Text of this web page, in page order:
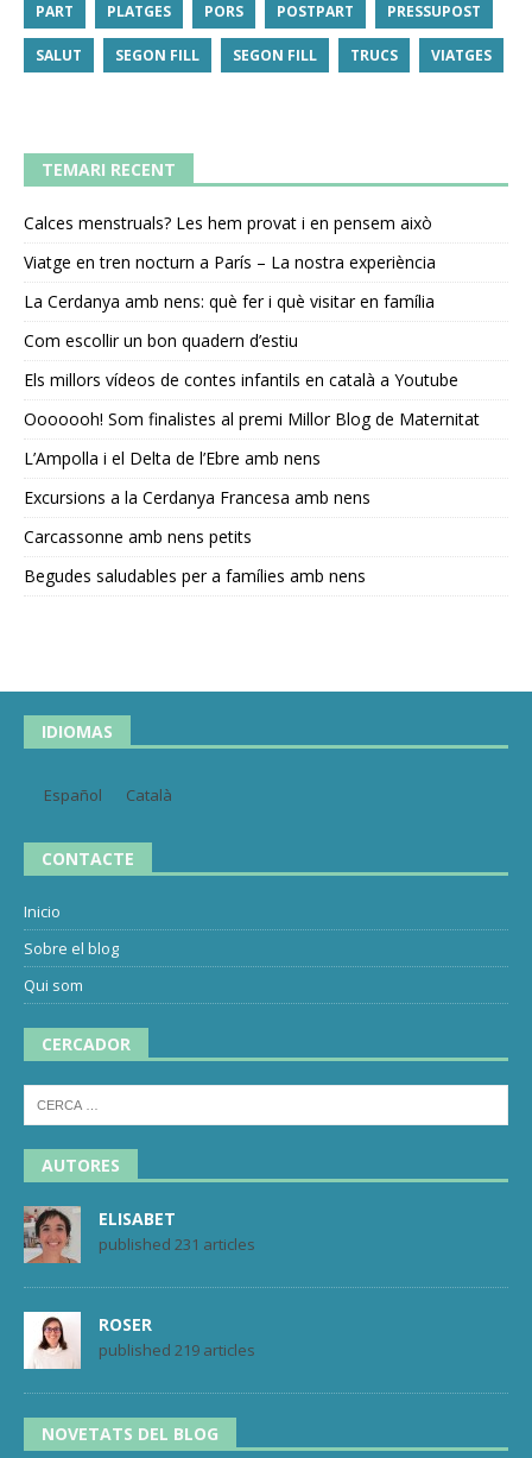
PART PLATGES PORS POSTPART PRESSUPOST
SALUT SEGON FILL SEGON FILL TRUCS VIATGES
TEMARI RECENT
Calces menstruals? Les hem provat i en pensem això
Viatge en tren nocturn a París – La nostra experiència
La Cerdanya amb nens: què fer i què visitar en família
Com escollir un bon quadern d’estiu
Els millors vídeos de contes infantils en català a Youtube
Ooooooh! Som finalistes al premi Millor Blog de Maternitat
L’Ampolla i el Delta de l’Ebre amb nens
Excursions a la Cerdanya Francesa amb nens
Carcassonne amb nens petits
Begudes saludables per a famílies amb nens
IDIOMAS
Español Català
CONTACTE
Inicio
Sobre el blog
Qui som
CERCADOR
AUTORES
ELISABET
published 231 articles
ROSER
published 219 articles
NOVETATS DEL BLOG